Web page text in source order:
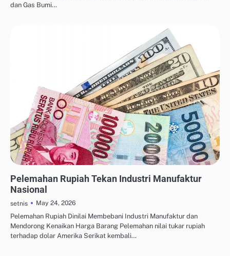
dan Gas Bumi…
Pelemahan Rupiah Tekan Industri Manufaktur
Nasional
setnis
May 24, 2026
Pelemahan Rupiah Dinilai Membebani Industri Manufaktur dan
Mendorong Kenaikan Harga Barang Pelemahan nilai tukar rupiah
terhadap dolar Amerika Serikat kembali…